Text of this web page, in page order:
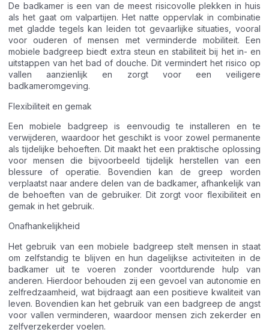
De badkamer is een van de meest risicovolle plekken in huis
als het gaat om valpartijen. Het natte oppervlak in combinatie
met gladde tegels kan leiden tot gevaarlijke situaties, vooral
voor ouderen of mensen met verminderde mobiliteit. Een
mobiele badgreep biedt extra steun en stabiliteit bij het in- en
uitstappen van het bad of douche. Dit vermindert het risico op
vallen aanzienlijk en zorgt voor een veiligere
badkameromgeving.
Flexibiliteit en gemak
Een mobiele badgreep is eenvoudig te installeren en te
verwijderen, waardoor het geschikt is voor zowel permanente
als tijdelijke behoeften. Dit maakt het een praktische oplossing
voor mensen die bijvoorbeeld tijdelijk herstellen van een
blessure of operatie. Bovendien kan de greep worden
verplaatst naar andere delen van de badkamer, afhankelijk van
de behoeften van de gebruiker. Dit zorgt voor flexibiliteit en
gemak in het gebruik.
Onafhankelijkheid
Het gebruik van een mobiele badgreep stelt mensen in staat
om zelfstandig te blijven en hun dagelijkse activiteiten in de
badkamer uit te voeren zonder voortdurende hulp van
anderen. Hierdoor behouden zij een gevoel van autonomie en
zelfredzaamheid, wat bijdraagt aan een positieve kwaliteit van
leven. Bovendien kan het gebruik van een badgreep de angst
voor vallen verminderen, waardoor mensen zich zekerder en
zelfverzekerder voelen.